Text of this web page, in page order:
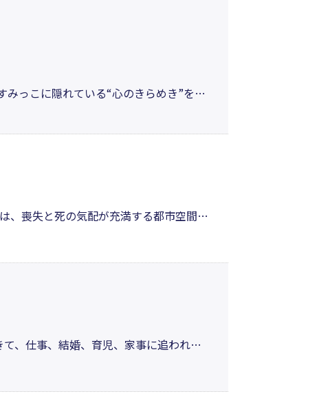
っこに隠れている“心のきらめき”を、
ページの向こうから物語たちが「ね
れるサプライズ作品集。ワールドワイド
、喪失と死の気配が充満する都市空間の
えながらも、「存在の感触」を探し求
、仕事、結婚、育児、家事に追われ、
々と生きてゆく。少女のような清らか